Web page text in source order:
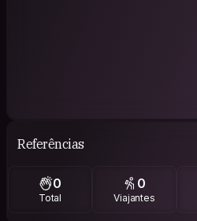
Referências
0
Total
0
Viajantes